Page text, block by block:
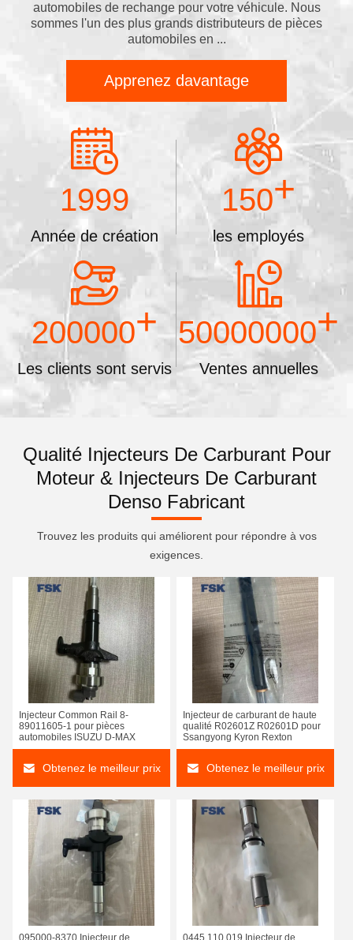
automobiles de rechange pour votre véhicule. Nous
sommes l'un des plus grands distributeurs de pièces
automobiles en ...
Apprenez davantage
1999
Année de création
150+
les employés
200000+
Les clients sont servis
50000000+
Ventes annuelles
Qualité Injecteurs De Carburant Pour
Moteur & Injecteurs De Carburant
Denso Fabricant
Trouvez les produits qui améliorent pour répondre à vos
exigences.
Injecteur Common Rail 8-
89011605-1 pour pièces
automobiles ISUZU D-MAX
Obtenez le meilleur prix
Injecteur de carburant de haute
qualité R02601Z R02601D pour
Ssangyong Kyron Rexton
Obtenez le meilleur prix